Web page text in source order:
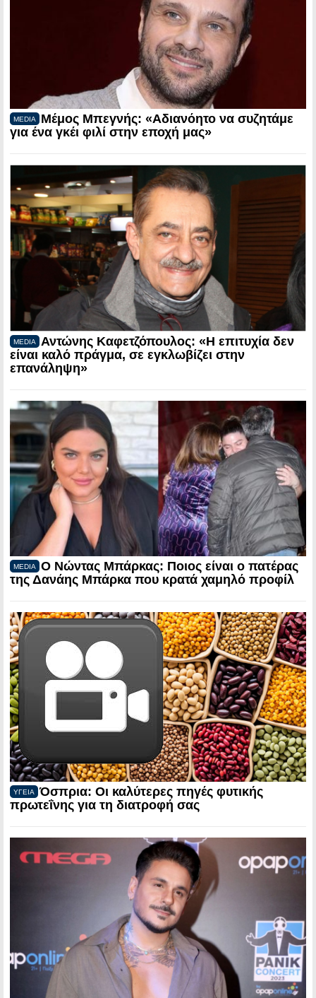
MEDIA
Μέμος Μπεγνής: «Αδιανόητο να συζητάμε
για ένα γκέι φιλί στην εποχή μας»
MEDIA
Αντώνης Καφετζόπουλος: «Η επιτυχία δεν
είναι καλό πράγμα, σε εγκλωβίζει στην
επανάληψη»
MEDIA
Ο Νώντας Μπάρκας: Ποιος είναι ο πατέρας
της Δανάης Μπάρκα που κρατά χαμηλό προφίλ
ΥΓΕΙΑ
Όσπρια: Οι καλύτερες πηγές φυτικής
πρωτεΐνης για τη διατροφή σας